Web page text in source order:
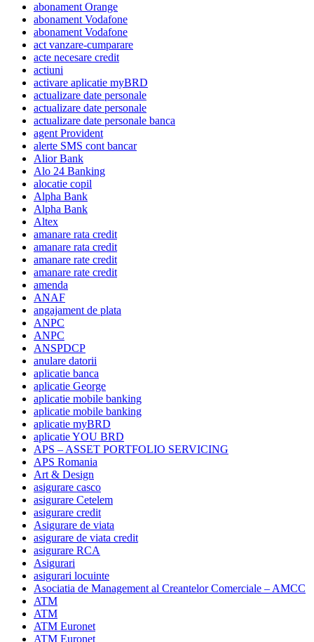
abonament Orange
abonament Vodafone
abonament Vodafone
act vanzare-cumparare
acte necesare credit
actiuni
activare aplicatie myBRD
actualizare date personale
actualizare date personale
actualizare date personale banca
agent Provident
alerte SMS cont bancar
Alior Bank
Alo 24 Banking
alocatie copil
Alpha Bank
Alpha Bank
Altex
amanare rata credit
amanare rata credit
amanare rate credit
amanare rate credit
amenda
ANAF
angajament de plata
ANPC
ANPC
ANSPDCP
anulare datorii
aplicatie banca
aplicatie George
aplicatie mobile banking
aplicatie mobile banking
aplicatie myBRD
aplicatie YOU BRD
APS – ASSET PORTFOLIO SERVICING
APS Romania
Art & Design
asigurare casco
asigurare Cetelem
asigurare credit
Asigurare de viata
asigurare de viata credit
asigurare RCA
Asigurari
asigurari locuinte
Asociatia de Management al Creantelor Comerciale – AMCC
ATM
ATM
ATM Euronet
ATM Euronet